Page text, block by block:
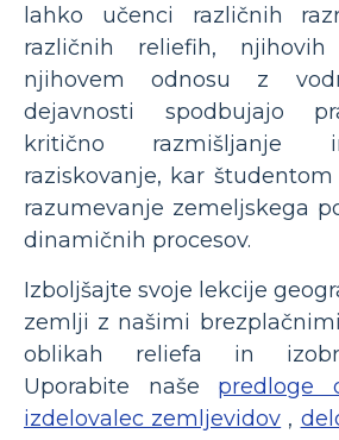
lahko učenci različnih
različnih reliefih,
njihovem odnosu z
dejavnosti spodbujajo
kritično razmišljanje
raziskovanje, kar
razumevanje zemeljskega
dinamičnih procesov.
Izboljšajte svoje lekcije
zemlji z našimi
oblikah reliefa in
Uporabite naše predloge
izdelovalec zemljevidov ,